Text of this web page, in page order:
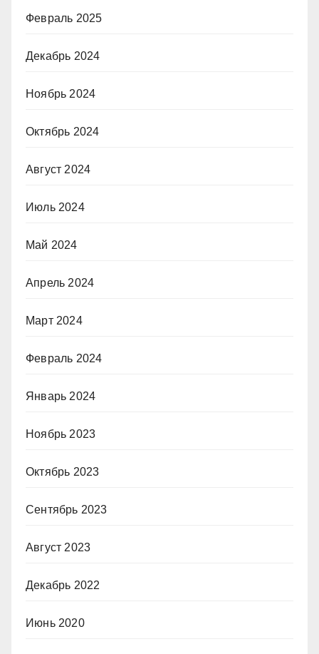
Февраль 2025
Декабрь 2024
Ноябрь 2024
Октябрь 2024
Август 2024
Июль 2024
Май 2024
Апрель 2024
Март 2024
Февраль 2024
Январь 2024
Ноябрь 2023
Октябрь 2023
Сентябрь 2023
Август 2023
Декабрь 2022
Июнь 2020